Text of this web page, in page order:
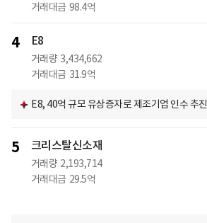
거래대금 98.4억
4 E8
거래량 3,434,662
거래대금 31.9억
E8, 40억 규모 유상증자로 제조기업 인수 추진
5 크리스탈신소재
거래량 2,193,714
거래대금 29.5억